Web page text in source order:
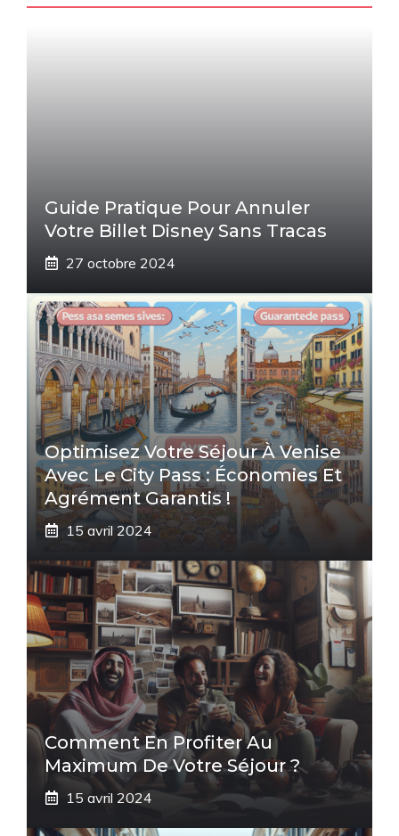
Guide Pratique Pour Annuler
Votre Billet Disney Sans Tracas
27 octobre 2024
Optimisez Votre Séjour À Venise
Avec Le City Pass : Économies Et
Agrément Garantis !
15 avril 2024
Comment En Profiter Au
Maximum De Votre Séjour ?
15 avril 2024